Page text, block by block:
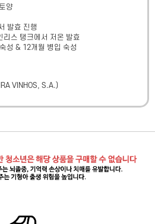
양
발효 진행
리스 탱크에서 저온 발효
성 & 12개월 병입 숙성
VINHOS, S.A.)